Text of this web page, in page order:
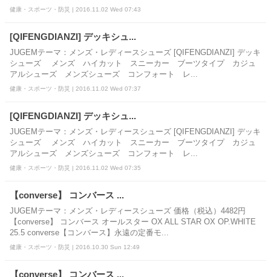
健康・スポーツ・防災 | 2016.11.02 Wed 07:43
[QIFENGDIANZI] デッキシュ...
JUGEMテーマ：メンズ・レディースシューズ [QIFENGDIANZI] デッキ
シューズ メンズ ハイカット スニーカー ブーツタイプ カジュ
アルシューズ メンズシューズ コンフォート レ...
健康・スポーツ・防災 | 2016.11.02 Wed 07:37
[QIFENGDIANZI] デッキシュ...
JUGEMテーマ：メンズ・レディースシューズ [QIFENGDIANZI] デッキ
シューズ メンズ ハイカット スニーカー ブーツタイプ カジュ
アルシューズ メンズシューズ コンフォート レ...
健康・スポーツ・防災 | 2016.11.02 Wed 07:35
【converse】 コンバース ...
JUGEMテーマ：メンズ・レディースシューズ 価格（税込）4482円
【converse】 コンバース オールスター OX ALL STAR OX OP.WHITE
25.5 converse【コンバース】永遠の定番モ...
健康・スポーツ・防災 | 2016.10.30 Sun 12:49
【converse】 コンバース ...